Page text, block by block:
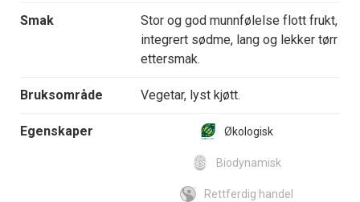
Smak
Stor og god munnfølelse flott frukt,
integrert sødme, lang og lekker tørr
ettersmak.
Bruksområde Vegetar, lyst kjøtt.
Egenskaper Økologisk
Biodynamisk
Rettferdig handel